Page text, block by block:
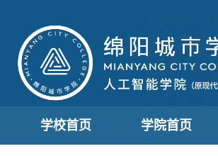
学校首页 学院首页